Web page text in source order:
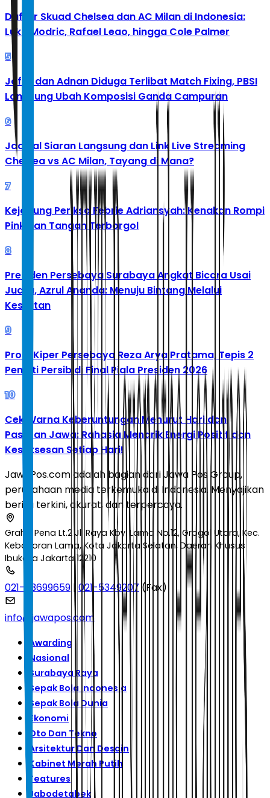
Daftar Skuad Chelsea dan AC Milan di Indonesia:
Luka Modric, Rafael Leao, hingga Cole Palmer
5
Jafar dan Adnan Diduga Terlibat Match Fixing, PBSI
Langsung Ubah Komposisi Ganda Campuran
6
Jadwal Siaran Langsung dan Link Live Streaming
Chelsea vs AC Milan, Tayang di Mana?
7
Kejagung Periksa Febrie Adriansyah: Kenakan Rompi
Pink dan Tangan Terborgol
8
Presiden Persebaya Surabaya Angkat Bicara Usai
Juara, Azrul Ananda: Menuju Bintang Melalui
Kesulitan
9
Profil Kiper Persebaya Reza Arya Pratama, Tepis 2
Penalti Persib di Final Piala Presiden 2026
10
Cek Warna Keberuntungan Menurut Hari dan
Pasaran Jawa: Rahasia Menarik Energi Positif dan
Kesuksesan Setiap Hari!
JawaPos.com adalah bagian dari Jawa Pos Group,
perusahaan media terkemuka di Indonesia. Menyajikan
berita terkini, akurat, dan terpercaya.
Graha Pena Lt.2 Jl. Raya Kby. Lama No.12, Grogol Utara, Kec.
Kebayoran Lama, Kota Jakarta Selatan, Daerah Khusus
Ibukota Jakarta 12210
021-53699659 | 021-5349207 (Fax)
info@jawapos.com
Awarding
Nasional
Surabaya Raya
Sepak Bola Indonesia
Sepak Bola Dunia
Ekonomi
Oto Dan Tekno
Arsitektur Dan Desain
Kabinet Merah Putih
Features
Jabodetabek